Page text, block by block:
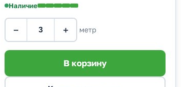
Наличие
− + метр